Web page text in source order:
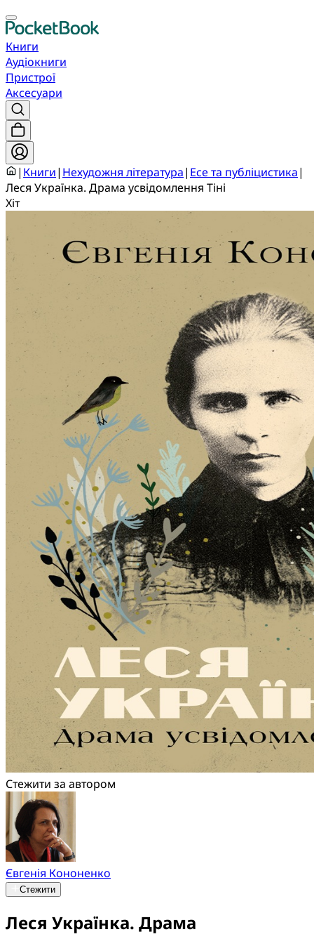
Книги
Аудіокниги
Пристрої
Аксесуари
| Книги| Нехудожня література| Есе та публіцистика|
Леся Українка. Драма усвідомлення Тіні
Хіт
Стежити за автором
Євгенія Кононенко
Стежити
Леся Українка. Драма